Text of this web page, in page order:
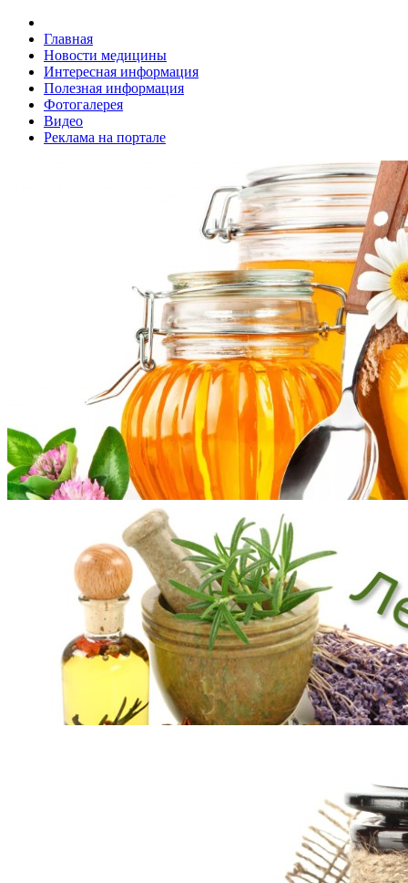
Главная
Новости медицины
Интересная информация
Полезная информация
Фотогалерея
Видео
Реклама на портале